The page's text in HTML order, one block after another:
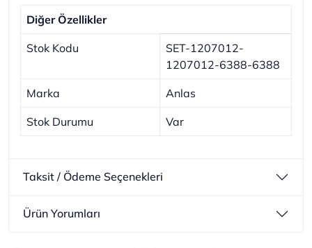
Diğer Özellikler
Stok Kodu
SET-1207012-
1207012-6388-6388
Marka Anlas
Stok Durumu Var
Taksit / Ödeme Seçenekleri
Ürün Yorumları